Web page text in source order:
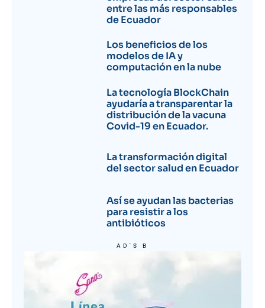
entre las más responsables
de Ecuador
Los beneficios de los
modelos de IA y
computación en la nube
La tecnología BlockChain
ayudaría a transparentar la
distribución de la vacuna
Covid-19 en Ecuador.
La transformación digital
del sector salud en Ecuador
Así se ayudan las bacterias
para resistir a los
antibióticos
AD'S B